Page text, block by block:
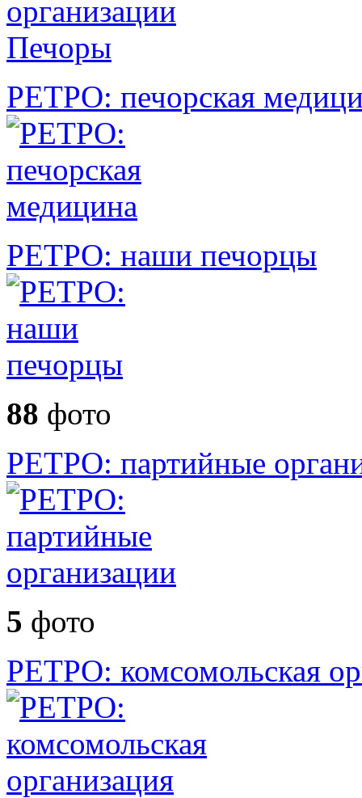
РЕТРО: печорская
РЕТРО: наши печорцы
88 фото
РЕТРО: партийные
5 фото
РЕТРО: комсомольская